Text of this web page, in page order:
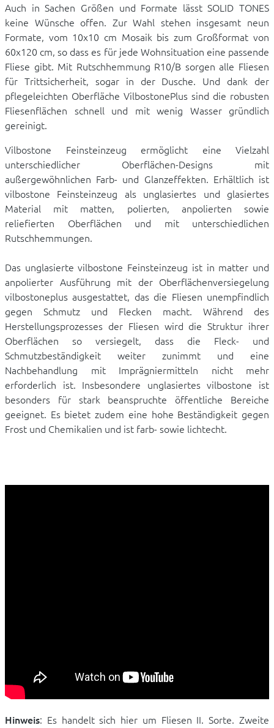
Auch in Sachen Größen und Formate lässt SOLID TONES
keine Wünsche offen. Zur Wahl stehen insgesamt neun
Formate, vom 10x10 cm Mosaik bis zum Großformat von
60x120 cm, so dass es für jede Wohnsituation eine passende
Fliese gibt. Mit Rutschhemmung R10/B sorgen alle Fliesen
für Trittsicherheit, sogar in der Dusche. Und dank der
pflegeleichten Oberfläche VilbostonePlus sind die robusten
Fliesenflächen schnell und mit wenig Wasser gründlich
gereinigt.
Vilbostone Feinsteinzeug ermöglicht eine Vielzahl
unterschiedlicher Oberflächen-Designs mit
außergewöhnlichen Farb- und Glanzeffekten. Erhältlich ist
vilbostone Feinsteinzeug als unglasiertes und glasiertes
Material mit matten, polierten, anpolierten sowie
reliefierten Oberflächen und mit unterschiedlichen
Rutschhemmungen.
Das unglasierte vilbostone Feinsteinzeug ist in matter und
anpolierter Ausführung mit der Oberflächenversiegelung
vilbostoneplus ausgestattet, das die Fliesen unempfindlich
gegen Schmutz und Flecken macht. Während des
Herstellungsprozesses der Fliesen wird die Struktur ihrer
Oberflächen so versiegelt, dass die Fleck- und
Schmutzbeständigkeit weiter zunimmt und eine
Nachbehandlung mit Imprägniermitteln nicht mehr
erforderlich ist. Insbesondere unglasiertes vilbostone ist
besonders für stark beanspruchte öffentliche Bereiche
geeignet. Es bietet zudem eine hohe Beständigkeit gegen
Frost und Chemikalien und ist farb- sowie lichtecht.
Hinweis: Es handelt sich hier um Fliesen II. Sorte. Zweite